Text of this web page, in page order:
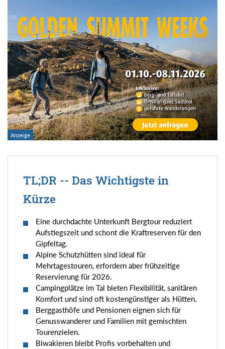
TL;DR -- Das Wichtigste in
Kürze
Eine durchdachte Unterkunft Bergtour reduziert
Aufstiegszeit und schont die Kraftreserven für den
Gipfeltag.
Alpine Schutzhütten sind ideal für
Mehrtagestouren, erfordern aber frühzeitige
Reservierung für 2026.
Campingplätze im Tal bieten Flexibilität, sanitären
Komfort und sind oft kostengünstiger als Hütten.
Berggasthöfe und Pensionen eignen sich für
Genusswanderer und Familien mit gemischten
Tourenzielen.
Biwakieren bleibt Profis vorbehalten und